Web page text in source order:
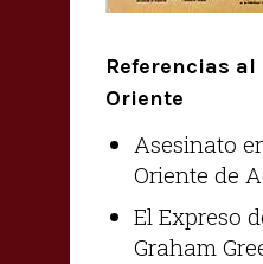
Referencias al
Oriente
Asesinato
Oriente de
El Expreso
Graham